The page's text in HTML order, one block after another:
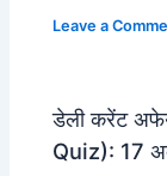
Leave a
डेली करेंट
Quiz): 17